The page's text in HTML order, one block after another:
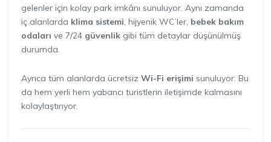
gelenler için kolay park imkânı sunuluyor. Aynı zamanda
iç alanlarda klima sistemi , hijyenik WC’ler, bebek bakım
odaları ve 7/24 güvenlik gibi tüm detaylar düşünülmüş
durumda.
Ayrıca tüm alanlarda ücretsiz Wi-Fi erişimi sunuluyor. Bu
da hem yerli hem yabancı turistlerin iletişimde kalmasını
kolaylaştırıyor.